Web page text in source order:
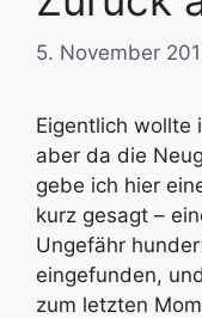
5. November
Eigentlich wollte
aber da die
gebe ich hier
kurz gesagt –
Ungefähr
eingefunden,
zum letzten